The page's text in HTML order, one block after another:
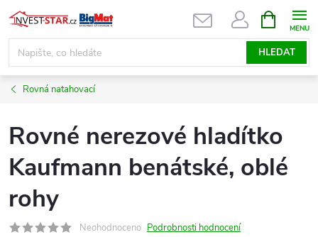
Přejít
na
obsah
HLEDAT
NÁKUPNÍ
KOŠÍK
Rovná natahovací
Rovné nerezové hladítko
Kaufmann benátské, oblé
rohy
Neohodnoceno Podrobnosti hodnocení